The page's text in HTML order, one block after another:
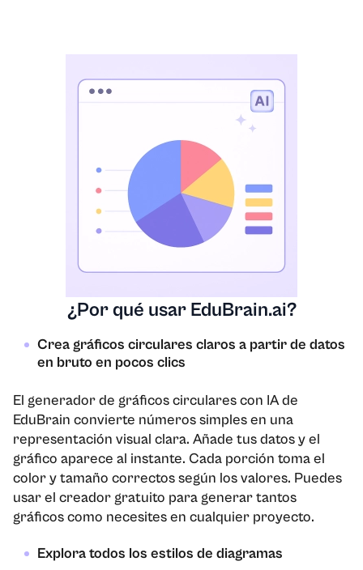
¿Por qué usar EduBrain.ai?
Crea gráficos circulares claros a partir de datos
en bruto en pocos clics
El generador de gráficos circulares con IA de
EduBrain convierte números simples en una
representación visual clara. Añade tus datos y el
gráfico aparece al instante. Cada porción toma el
color y tamaño correctos según los valores. Puedes
usar el creador gratuito para generar tantos
gráficos como necesites en cualquier proyecto.
Explora todos los estilos de diagramas